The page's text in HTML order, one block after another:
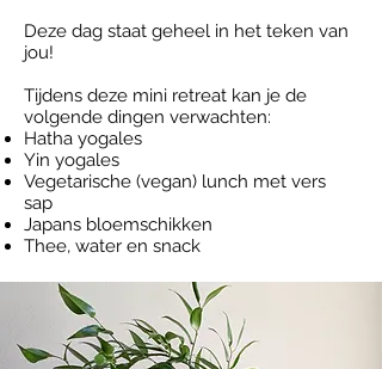
Deze dag staat geheel in het teken van
jou!
Tijdens deze mini retreat kan je de
volgende dingen verwachten:
Hatha yogales
Yin yogales
Vegetarische (vegan) lunch met vers
sap
Japans bloemschikken
Thee, water en snack